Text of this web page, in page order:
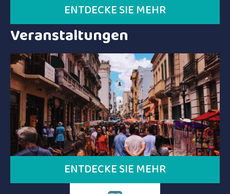
ENTDECKE SIE MEHR
Veranstaltungen
ENTDECKE SIE MEHR